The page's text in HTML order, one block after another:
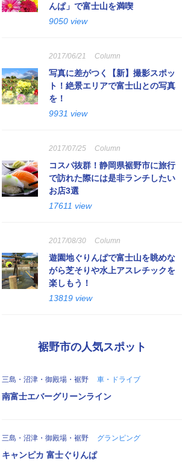
んぱ」で富士山を満喫
9050 view
2017/06/21 Column
写真に差がつく【新】撮影スポッ
ト！絶景エリアで富士山との写真
を！
9931 view
2017/07/25 Column
コスパ抜群！静岡県裾野市に旅行
で訪れた際には是非ランチしたい
お店3選
17611 view
2017/08/30 Column
遊園地ぐりんぱで富士山を眺めな
がら芝そりや水上アスレチックを
楽しもう！
13819 view
裾野市の人気スポット
三島・沼津・御殿場・裾野 車・ドライブ
南富士エバーグリーンライン
三島・沼津・御殿場・裾野 グランピング
キャンピカ 富士ぐりんぱ